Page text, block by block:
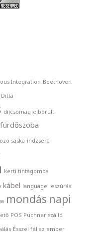
Integration Beethoven
díjcsomag elborult
fürdőszoba
sáska indzsera
kerti tintagomba
kábel language leszúrás
mondás napi
POS Puchner szálló
Ésszel fél az ember